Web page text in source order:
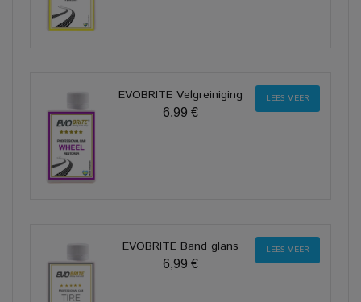
EVOBRITE Velgreiniging
6,99 €
LEES MEER
EVOBRITE Band glans
6,99 €
LEES MEER